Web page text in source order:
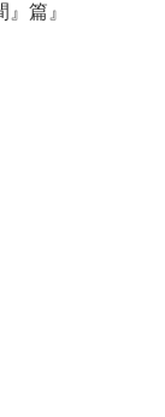
篇』